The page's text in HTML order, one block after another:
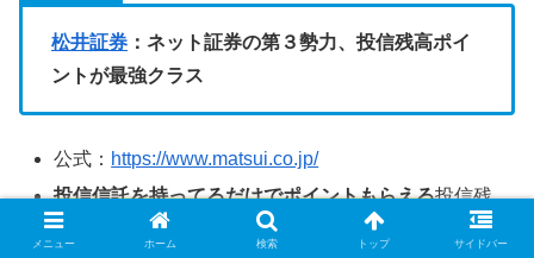
松井証券 ：ネット証券の第３勢力、投信残高ポイ
ントが最強クラス
公式： https://www.matsui.co.jp/
投信信託を持ってるだけでポイントもらえる投信残
高ポイントに強い
メニュー ホーム 検索 トップ サイドバー